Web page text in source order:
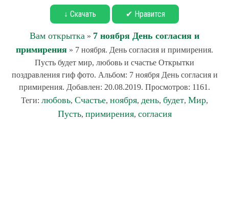
↓ Скачать ✔ Нравится
Вам открытка » 7 ноября День согласия и
примирения » 7 ноября. День согласия и примирения.
Пусть будет мир, любовь и счастье Открытки
поздравления гиф фото. Альбом: 7 ноября День согласия и
примирения. Добавлен: 20.08.2019. Просмотров: 1161.
Теги: любовь, Счастье, ноября, день, будет, Мир,
Пусть, примирения, согласия